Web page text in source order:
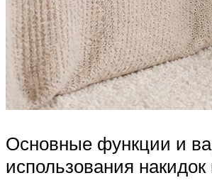
Основные функции и
использования